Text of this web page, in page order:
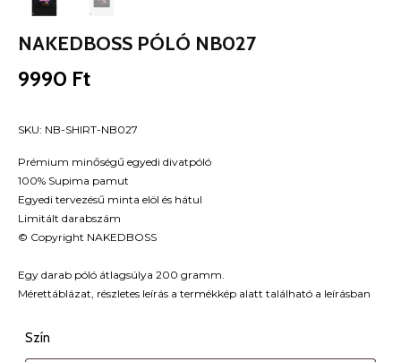
NAKEDBOSS PÓLÓ NB027
9990 Ft
SKU: NB-SHIRT-NB027
Prémium minőségű egyedi divatpóló
100% Supima pamut
Egyedi tervezésű minta elöl és hátul
Limitált darabszám
© Copyright NAKEDBOSS
Egy darab póló átlagsúlya 200 gramm.
Mérettáblázat, részletes leírás a termékkép alatt található a leírásban
Szín